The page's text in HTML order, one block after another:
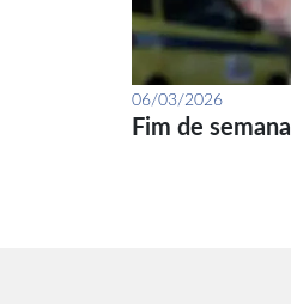
06/03/2026
Fim de